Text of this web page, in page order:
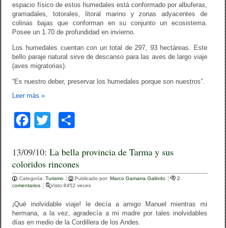
espacio físico de estos humedales está conformado por albuferas,
gramadales, totorales, litoral marino y zonas adyacentes de
colinas bajas que conforman en su conjunto un ecosistema.
Posee un 1.70 de profundidad en invierno.
Los humedales cuentan con un total de 297, 93 hectáreas. Este
bello paraje natural sirve de descanso para las aves de largo viaje
(aves migratorias).
“Es nuestro deber, preservar los humedales porque son nuestros”.
Leer más»
F
c
e
b
o
o
T
tt
er
m
p
ar
tir
13/09/10:La bella provincia de Tarma y sus
coloridos rincones
Categoría:Turismo Publicado por:Marco Gamarra Galindo
2
comentarios
Visto:8452 veces
¡Qué inolvidable viaje! le decía a amigo Manuel mientras mi
hermana, a la vez, agradecía a mi madre por tales inolvidables
días en medio de la Cordillera de los Andes.